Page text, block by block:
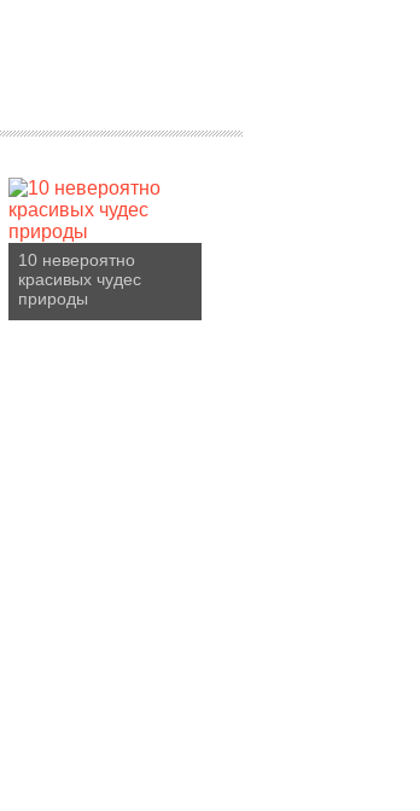
10 невероятно
красивых чудес
природы